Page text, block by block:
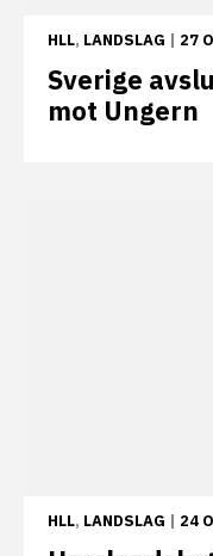
HLL, LANDSLAG | 27
Sverige
mot Ungern
HLL, LANDSLAG | 24